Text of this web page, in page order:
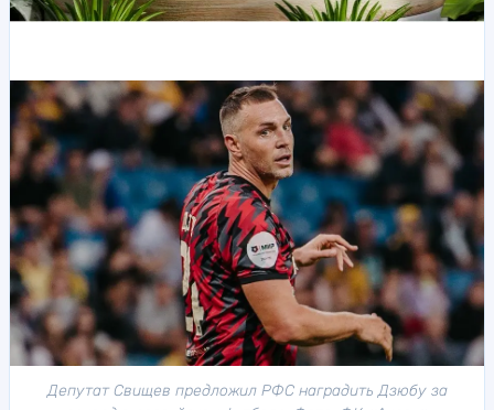
Депутат Свищев предложил РФС наградить Дзюбу за